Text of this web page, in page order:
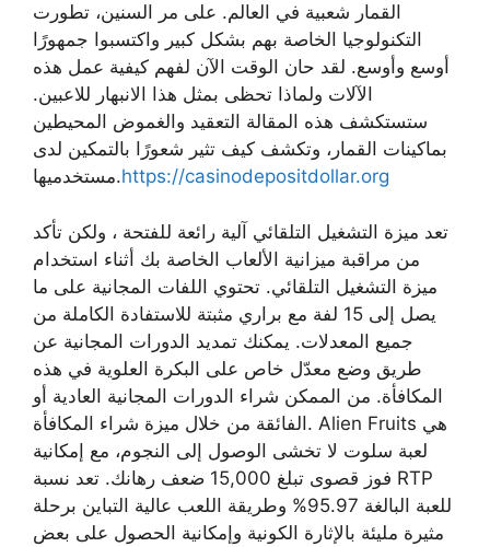
القمار شعبية في العالم. على مر السنين، تطورت
التكنولوجيا الخاصة بهم بشكل كبير واكتسبوا جمهورًا
أوسع وأوسع. لقد حان الوقت الآن لفهم كيفية عمل هذه
الآلات ولماذا تحظى بمثل هذا الانبهار للاعبين.
ستستكشف هذه المقالة التعقيد والغموض المحيطين
بماكينات القمار، وتكشف كيف تثير شعورًا بالتمكين لدى
مستخدميها.https://casinodepositdollar.org
تعد ميزة التشغيل التلقائي آلية رائعة للفتحة ، ولكن تأكد
من مراقبة ميزانية الألعاب الخاصة بك أثناء استخدام
ميزة التشغيل التلقائي. تحتوي اللفات المجانية على ما
يصل إلى 15 لفة مع براري مثبتة للاستفادة الكاملة من
جميع المعدلات. يمكنك تمديد الدورات المجانية عن
طريق وضع معدّل خاص على البكرة العلوية في هذه
المكافأة. من الممكن شراء الدورات المجانية العادية أو
الفائقة من خلال ميزة شراء المكافأة. Alien Fruits هي
لعبة سلوت لا تخشى الوصول إلى النجوم، مع إمكانية
فوز قصوى تبلغ 15,000 ضعف رهانك. تعد نسبة RTP
للعبة البالغة 95.97% وطريقة اللعب عالية التباين برحلة
مثيرة مليئة بالإثارة الكونية وإمكانية الحصول على بعض